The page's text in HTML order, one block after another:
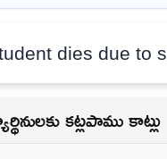
కట్లపాము కాట్లు